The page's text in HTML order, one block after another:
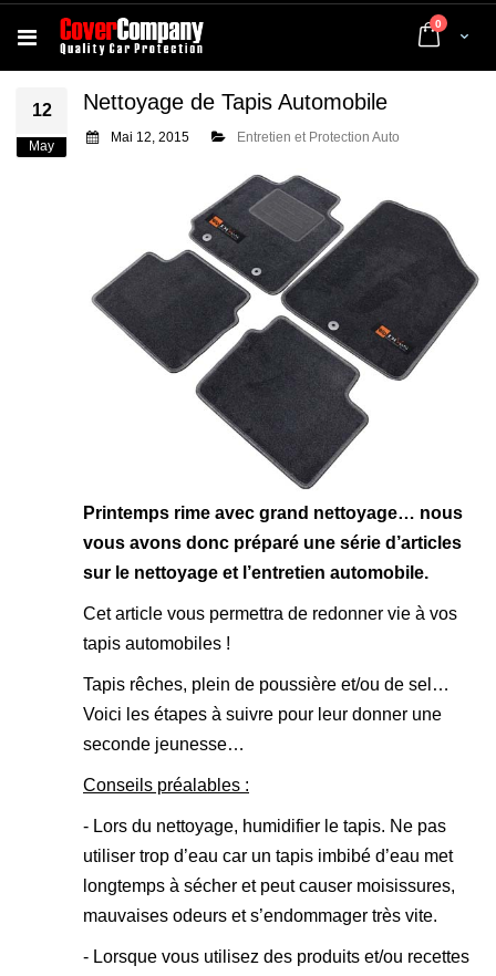
Cart
0 articles
12
May
Nettoyage de Tapis Automobile
Mai 12, 2015 Entretien et Protection Auto
Printemps rime avec grand nettoyage… nous
vous avons donc préparé une série d’articles
sur le nettoyage et l’entretien automobile.
Cet article vous permettra de redonner vie à vos
tapis automobiles !
Tapis rêches, plein de poussière et/ou de sel…
Voici les étapes à suivre pour leur donner une
seconde jeunesse…
Conseils préalables :
- Lors du nettoyage, humidifier le tapis. Ne pas
utiliser trop d’eau car un tapis imbibé d’eau met
longtemps à sécher et peut causer moisissures,
mauvaises odeurs et s’endommager très vite.
- Lorsque vous utilisez des produits et/ou recettes